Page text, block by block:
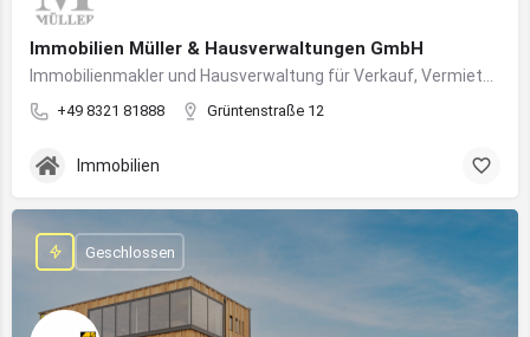
Immobilien Müller & Hausverwaltungen GmbH
+49 8321 81888 Grüntenstraße 12
Immobilien
Geschlossen